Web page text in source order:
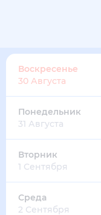
Воскресенье
30 Августа
Понедельник
31 Августа
Вторник
1 Сентября
Среда
2 Сентября